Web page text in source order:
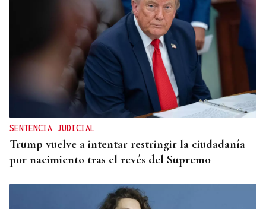
Parada de Sil eligió los ganadores de su certamen
fotográfico
SENTENCIA JUDICIAL
Trump vuelve a intentar restringir la ciudadanía
por nacimiento tras el revés del Supremo